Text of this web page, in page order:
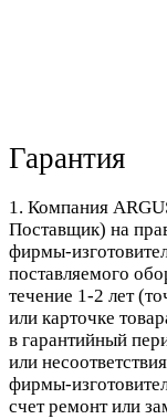
Гарантия
1. Компания
Поставщик) на
фирмы-
поставляемого
течение 1-2 лет
или карточке
в гарантийный
или
фирмы-
счет ремонт или